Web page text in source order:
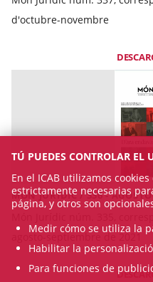
d'octubre-novembre
MÓN JURÍDIC / 336 -
TÚ PUEDES CONTROLAR EL
En el ICAB utilizamos
estrictamente necesarias
página, y otros son
Medir cómo se utiliza la
Habilitar la
Para funciones de